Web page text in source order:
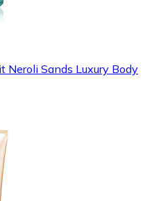
Neroli Sands Luxury Body